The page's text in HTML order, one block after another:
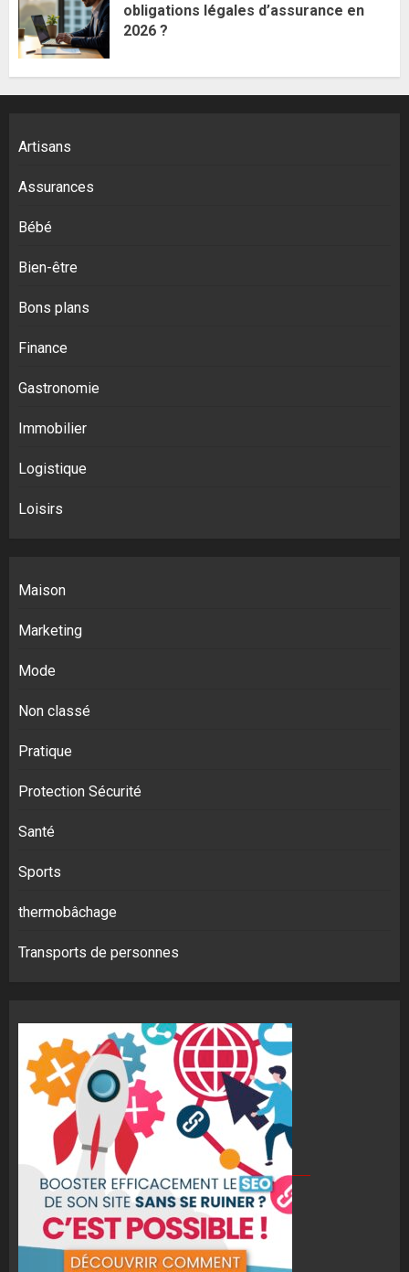
obligations légales d’assurance en
2026 ?
Artisans
Assurances
Bébé
Bien-être
Bons plans
Finance
Gastronomie
Immobilier
Logistique
Loisirs
Maison
Marketing
Mode
Non classé
Pratique
Protection Sécurité
Santé
Sports
thermobâchage
Transports de personnes